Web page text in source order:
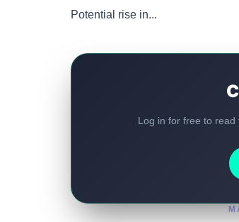
Potential rise in...
Log in for free to read